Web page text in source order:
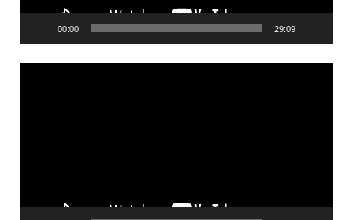
00:00 29:09